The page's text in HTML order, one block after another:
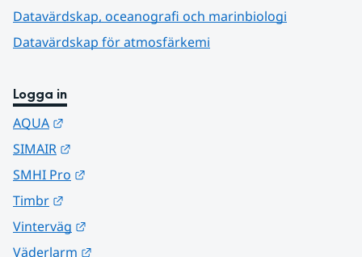
Datavärdskap, oceanografi och marinbiologi
Datavärdskap för atmosfärkemi
Logga in
AQUA
SIMAIR
SMHI Pro
Timbr
Vinterväg
Väderlarm